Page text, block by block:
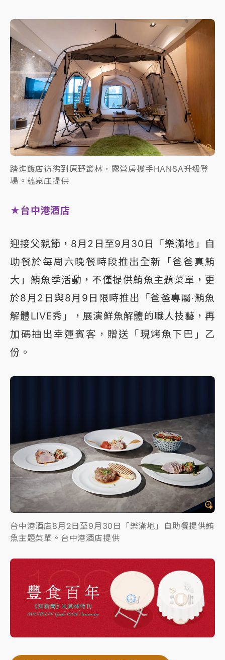
踏進飯店彷彿到原野叢林，露營房攜手HANSA升級登
場。蘊泉庄提供
★台中港酒店
迎接父親節，8月2日至9月30日「樂滿地」自
助餐於每周六晚餐時段推出全新「爸爸真鮪
大」鮪魚季活動，不僅提供鮪魚主題菜單，更
於8月2日與8月9日限時推出「爸爸專屬‧鮪魚
解體LIVE秀」，展演鮮魚解體的職人技藝，再
加碼抽出幸運賓客，贈送「現烤魚下巴」乙
份。
台中港酒店8月2日至9月30日「樂滿地」自助餐提供鮪
魚主題菜單。台中港酒店提供